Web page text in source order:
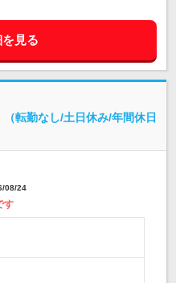
見る
転勤なし/土日休み/年間休日
08/24
す